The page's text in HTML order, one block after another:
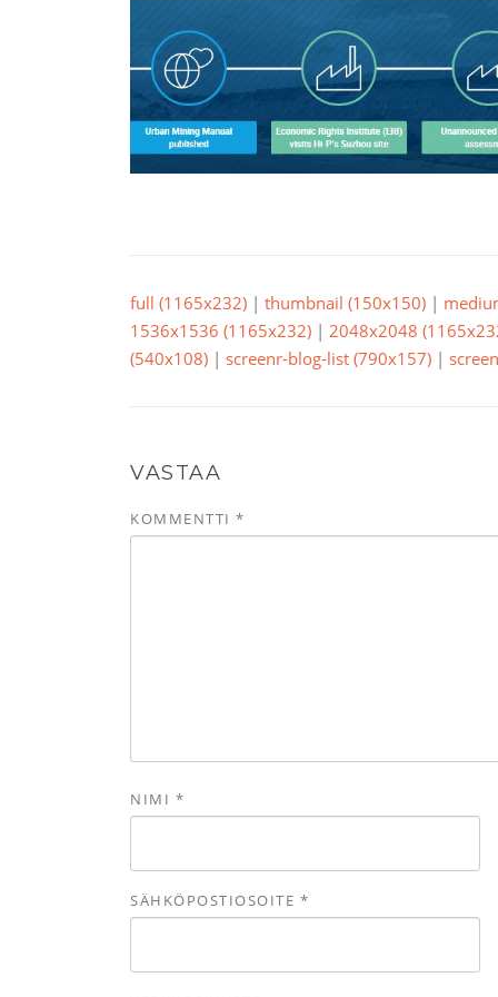
full (1165x232) | thumbnail (150x150) |
1536x1536 (1165x232) | 2048x2048
(540x108) | screenr-blog-list (790x157) |
VASTAA
KOMMENTTI *
NIMI *
SÄHKÖPOSTIOSOITE *